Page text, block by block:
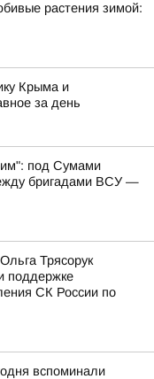
растения зимой:
Крыма и
за день
под Сумами
бригадами ВСУ —
Трясорук
поддержке
СК России по
вспоминали